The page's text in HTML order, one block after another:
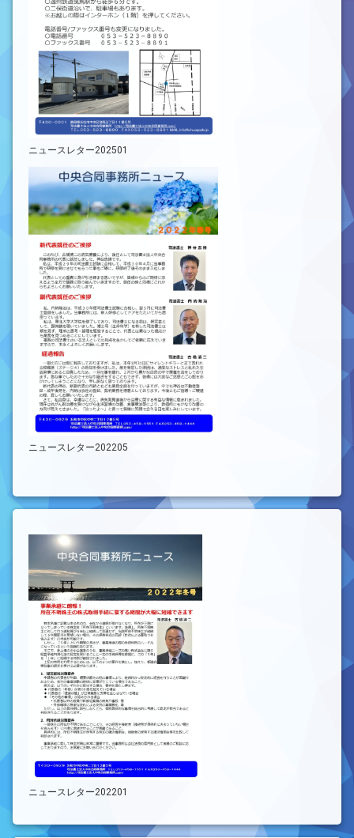
ニュースレター202501
ニュースレター202205
ニュースレター202201